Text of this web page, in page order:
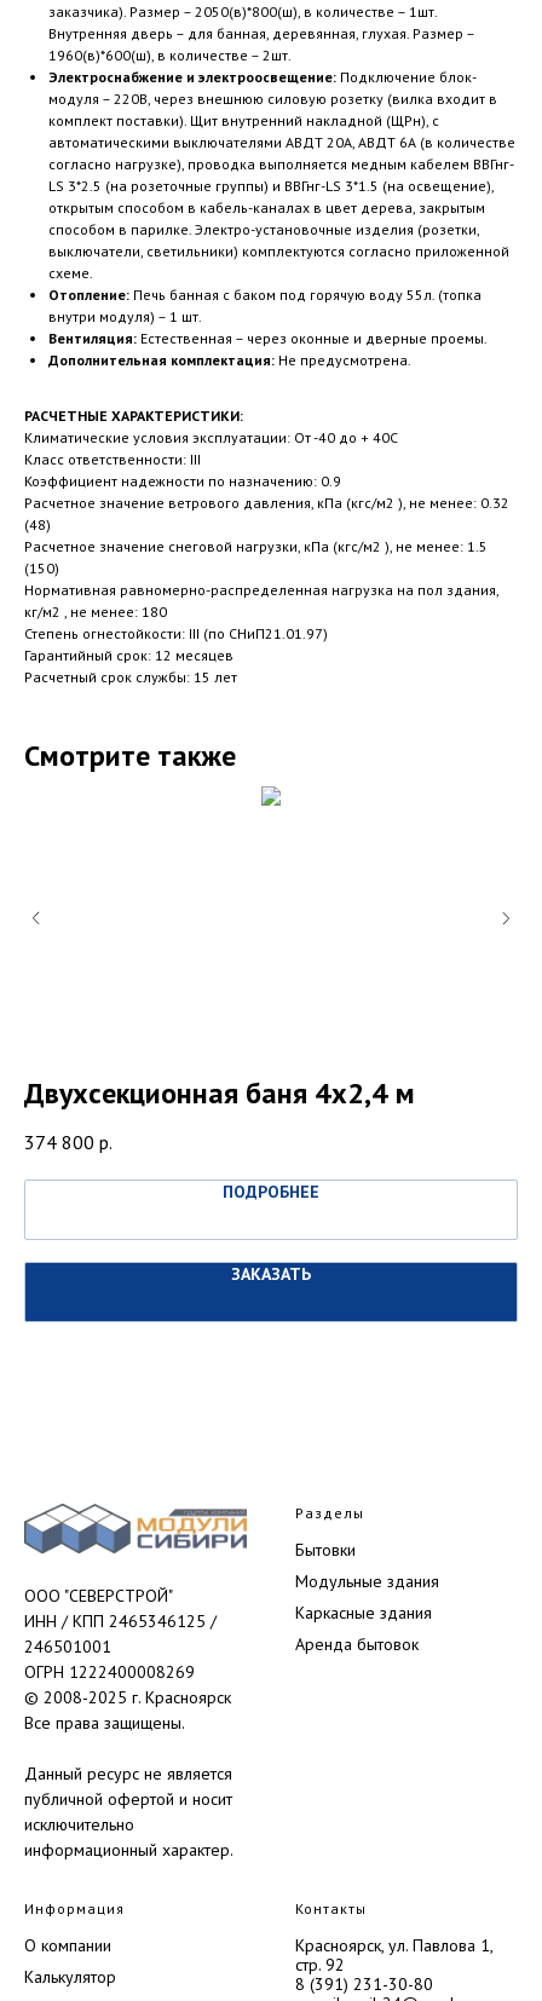
заказчика). Размер – 2050(в)*800(ш), в количестве – 1шт.
Внутренняя дверь – для банная, деревянная, глухая. Размер –
1960(в)*600(ш), в количестве – 2шт.
Электроснабжение и электроосвещение: Подключение блок-
модуля – 220В, через внешнюю силовую розетку (вилка входит в
комплект поставки). Щит внутренний накладной (ЩРн), с
автоматическими выключателями АВДТ 20А, АВДТ 6А (в количестве
согласно нагрузке), проводка выполняется медным кабелем ВВГнг-
LS 3*2.5 (на розеточные группы) и ВВГнг-LS 3*1.5 (на освещение),
открытым способом в кабель-каналах в цвет дерева, закрытым
способом в парилке. Электро-установочные изделия (розетки,
выключатели, светильники) комплектуются согласно приложенной
схеме.
Отопление: Печь банная с баком под горячую воду 55л. (топка
внутри модуля) – 1 шт.
Вентиляция: Естественная – через оконные и дверные проемы.
Дополнительная комплектация: Не предусмотрена.
РАСЧЕТНЫЕ ХАРАКТЕРИСТИКИ:
Климатические условия эксплуатации: От -40 до + 40С
Класс ответственности: III
Коэффициент надежности по назначению: 0.9
Расчетное значение ветрового давления, кПа (кгс/м2 ), не менее: 0.32
(48)
Расчетное значение снеговой нагрузки, кПа (кгс/м2 ), не менее: 1.5
(150)
Нормативная равномерно-распределенная нагрузка на пол здания,
кг/м2 , не менее: 180
Степень огнестойкости: III (по СНиП21.01.97)
Гарантийный срок: 12 месяцев
Расчетный срок службы: 15 лет
Смотрите также
Двухсекционная баня 4х2,4 м
374 800 р.
ПОДРОБНЕЕ
ЗАКАЗАТЬ
ООО "СЕВЕРСТРОЙ"
ИНН / КПП 2465346125 /
246501001
ОГРН 1222400008269
© 2008-2025 г. Красноярск
Все права защищены.
Данный ресурс не является
публичной офертой и носит
исключительно
информационный характер.
Разделы
Бытовки
Модульные здания
Каркасные здания
Аренда бытовок
Информация
О компании
Калькулятор
Контакты
Красноярск, ул. Павлова 1,
стр. 92
8 (391) 231-30-80
Разработка и
продвижение